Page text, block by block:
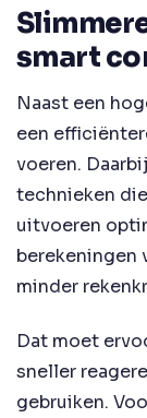
smart
Naast een
een
voeren.
technieken
uitvoeren
berekeningen
minder
Dat moet
sneller
gebruiken.